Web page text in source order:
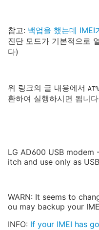
참고: 백업을 했는데 IMEI
진단 모드가 기본적으로
다)
위 링크의 글 내용에서
환하여 실행하시면 됩니
LG AD600 USB
itch and use only as
WARN: It seems to
ou may backup your
INFO: If your IMEI has